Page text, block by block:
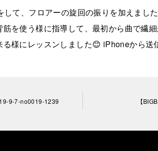
て、フロアーの旋回の振りを加えました
を使う様に指導して、最初から曲で繊
様にレッスンしました😊 iPhoneから送
9-7-no0019-1239 【